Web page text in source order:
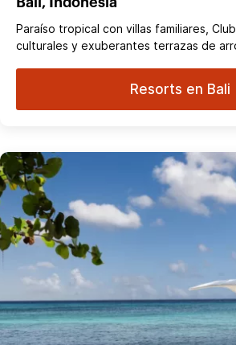
Paraíso tropical con villas familiares,
culturales y exuberantes terrazas de
Resorts en Bali